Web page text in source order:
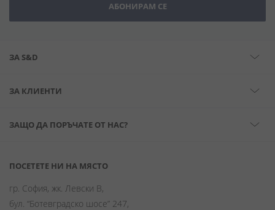
АБОНИРАМ СЕ
ЗА S&D
ЗА КЛИЕНТИ
ЗАЩО ДА ПОРЪЧАТЕ ОТ НАС?
ПОСЕТЕТЕ НИ НА МЯСТО
гр. София, жк. Левски В,
бул. “Ботевградско шосе” 247,